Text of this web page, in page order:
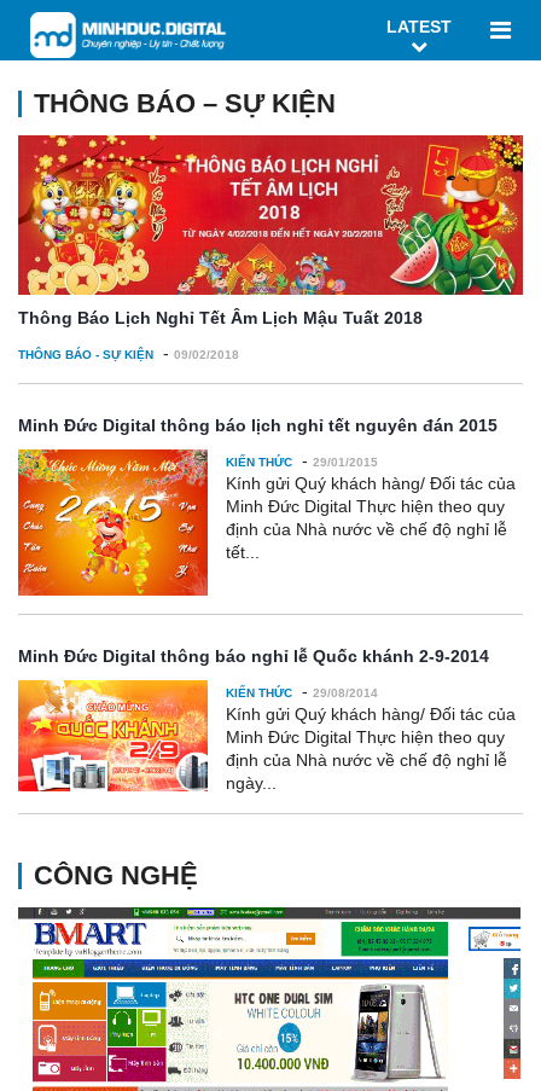
LATEST
THÔNG BÁO – SỰ KIỆN
Thông Báo Lịch Nghỉ Tết Âm Lịch Mậu Tuất 2018
THÔNG BÁO - SỰ KIỆN - 09/02/2018
Minh Đức Digital thông báo lịch nghỉ tết nguyên đán 2015
KIẾN THỨC - 29/01/2015
Kính gửi Quý khách hàng/ Đối tác của
Minh Đức Digital Thực hiện theo quy
định của Nhà nước về chế độ nghỉ lễ
tết...
Minh Đức Digital thông báo nghỉ lễ Quốc khánh 2-9-2014
KIẾN THỨC - 29/08/2014
Kính gửi Quý khách hàng/ Đối tác của
Minh Đức Digital Thực hiện theo quy
định của Nhà nước về chế độ nghỉ lễ
ngày...
CÔNG NGHỆ